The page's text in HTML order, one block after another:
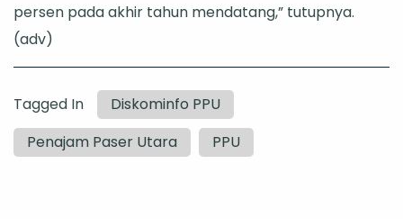
persen pada akhir tahun mendatang,” tutupnya.
(adv)
Tagged In
Diskominfo PPU
Penajam Paser Utara
PPU